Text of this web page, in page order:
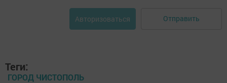
Авторизоваться Отправить
Теги:
ГОРОД ЧИСТОПОЛЬ